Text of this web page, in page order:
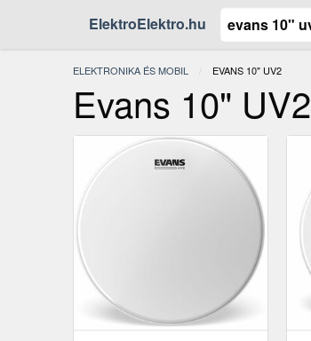
ElektroElektro.hu
ELEKTRONIKA ÉS MOBIL JELENLEGI:
EVANS 10" UV2
Evans 10" UV2